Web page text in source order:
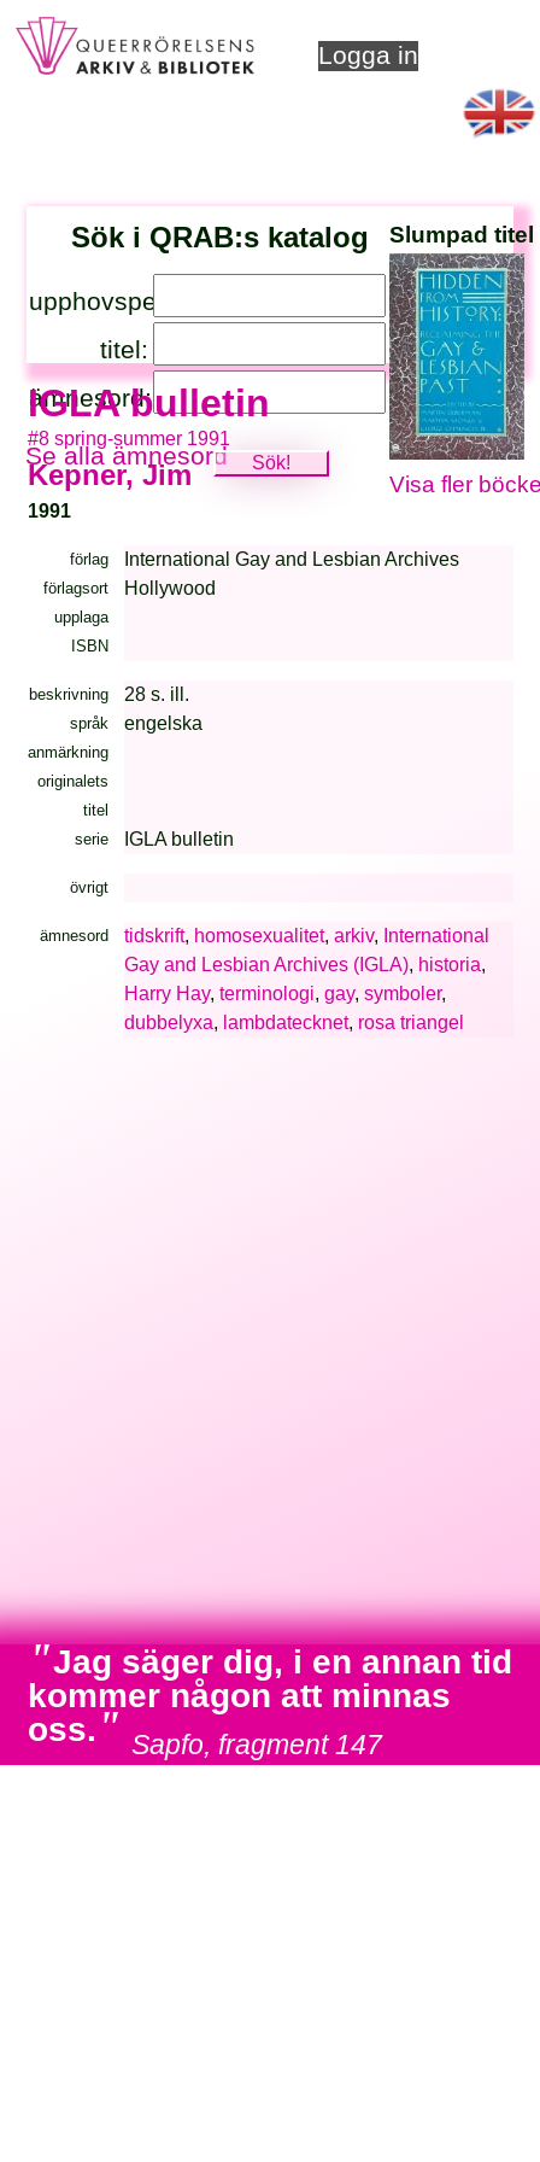
Logga in
Sök i QRAB:s katalog
upphovsperson:
titel:
ämnesord:
Se alla ämnesord
Slumpad titel
Visa fler
IGLA bulletin
#8 spring-summer 1991
Kepner, Jim
1991
förlag International Gay and Lesbian Archives
förlagsort Hollywood
upplaga
ISBN
beskrivning 28 s. ill.
språk engelska
anmärkning
originalets
titel
serie
IGLA bulletin
övrigt
ämnesord tidskrift, homosexualitet, arkiv, International
Gay and Lesbian Archives (IGLA), historia,
Harry Hay, terminologi, gay, symboler,
dubbelyxa, lambdatecknet, rosa triangel
"Jag säger dig, i en annan tid
kommer någon att minnas
oss. " Sapfo, fragment 147